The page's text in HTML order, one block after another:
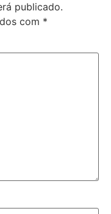
publicado.
com *